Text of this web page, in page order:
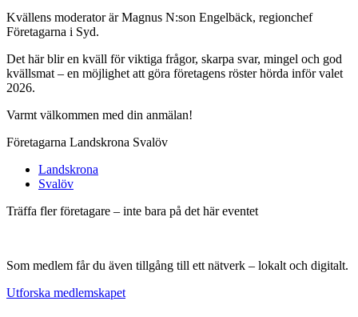
Kvällens moderator är Magnus N:son Engelbäck, regionchef
Företagarna i Syd.
Det här blir en kväll för viktiga frågor, skarpa svar, mingel och god
kvällsmat – en möjlighet att göra företagens röster hörda inför valet
2026.
Varmt välkommen med din anmälan!
Företagarna Landskrona Svalöv
Landskrona
Svalöv
Träffa fler företagare – inte bara på det här eventet
Som medlem får du även tillgång till ett nätverk – lokalt och digitalt.
Utforska medlemskapet